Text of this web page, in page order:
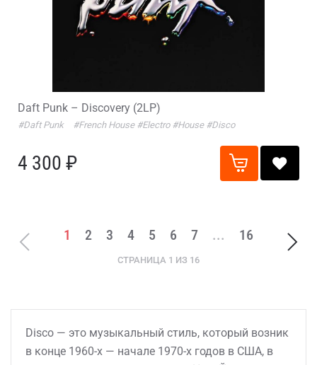
Daft Punk – Discovery (2LP)
#Daft Punk #French House #Electro #House #Disco
4 300 ₽
1 2 3 4 5 6 7 ... 16
СТРАНИЦА 1 ИЗ 16
Disco — это музыкальный стиль, который возник
в конце 1960-х — начале 1970-х годов в США, в